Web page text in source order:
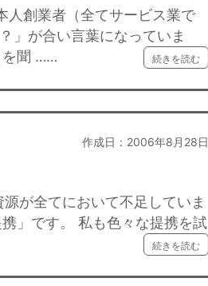
創業者（全てサービス業で
」が合い言葉になっていま
を聞 ……
続きを読む
作成日：2006年8月28日
が全てにおいて不足していま
」です。 私も色々な提携を試
続きを読む